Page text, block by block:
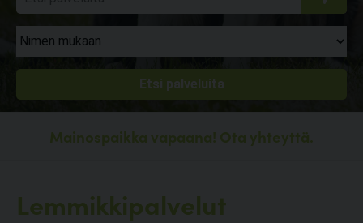
Mainospaikka vapaana! Ota yhteyttä.
Lemmikkipalvelut